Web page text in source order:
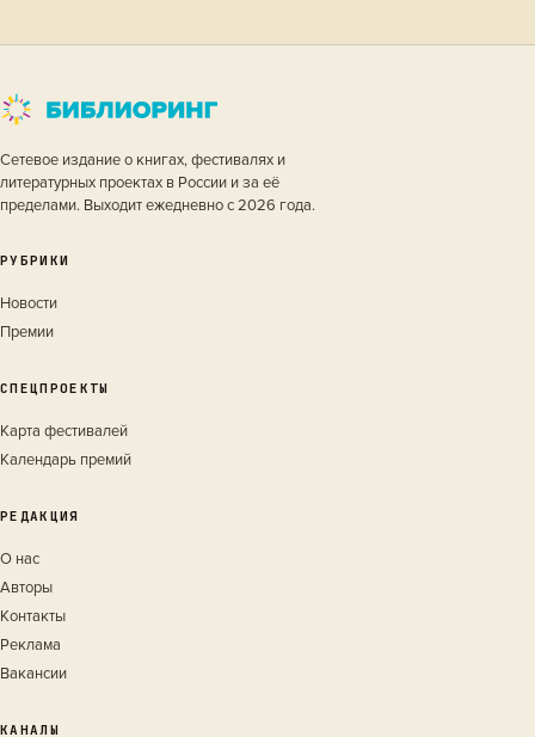
Сетевое издание о книгах, фестивалях и
литературных проектах в России и за её
пределами. Выходит ежедневно с 2026 года.
РУБРИКИ
Новости
Премии
СПЕЦПРОЕКТЫ
Карта фестивалей
Календарь премий
РЕДАКЦИЯ
О нас
Авторы
Контакты
Реклама
Вакансии
КАНАЛЫ